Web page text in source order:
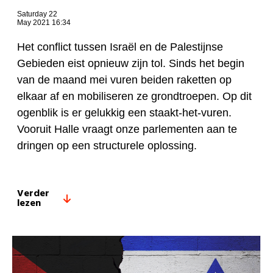
Saturday 22
May 2021 16:34
Het conflict tussen Israël en de Palestijnse
Gebieden eist opnieuw zijn tol. Sinds het begin
van de maand mei vuren beiden raketten op
elkaar af en mobiliseren ze grondtroepen. Op dit
ogenblik is er gelukkig een staakt-het-vuren.
Vooruit Halle vraagt onze parlementen aan te
dringen op een structurele oplossing.
Verder
lezen